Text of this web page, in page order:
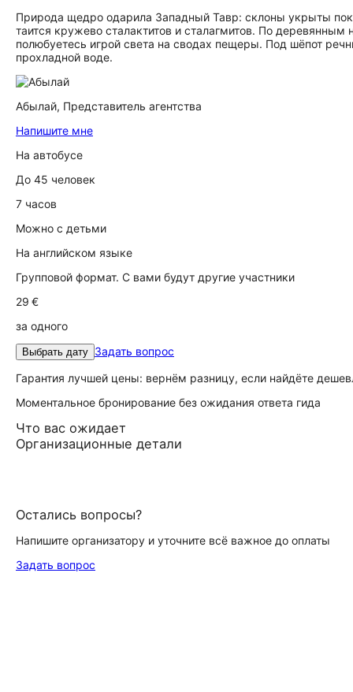
Природа щедро одарила Западный Тавр: склоны укрыты
таится кружево сталактитов и сталагмитов. По
полюбуетесь игрой света на сводах пещеры. Под шёпот
прохладной воде.
Абылай, Представитель агентства
Напишите мне
На автобусе
До 45 человек
7 часов
Можно с детьми
На английском языке
Групповой формат. С вами будут другие участники
29 €
за одного
Выбрать дату Задать вопрос
Гарантия лучшей цены: вернём разницу, если найдёте
Моментальное бронирование без ожидания ответа гида
Что вас ожидает
Организационные детали
Остались вопросы?
Напишите организатору и уточните всё важное до оплаты
Задать вопрос